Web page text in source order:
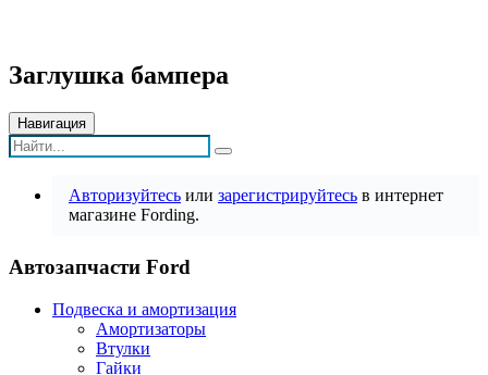
Заглушка бампера
Навигация
Авторизуйтесь или зарегистрируйтесь в интернет
магазине Fording.
Автозапчасти Ford
Подвеска и амортизация
Амортизаторы
Втулки
Гайки